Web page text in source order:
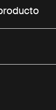
on